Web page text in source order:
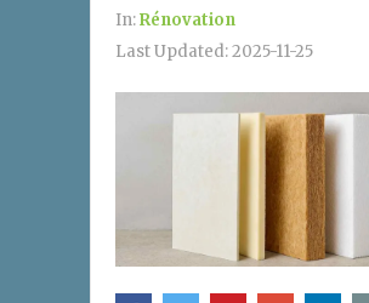
In:Rénovation
Last Updated:2025-11-25